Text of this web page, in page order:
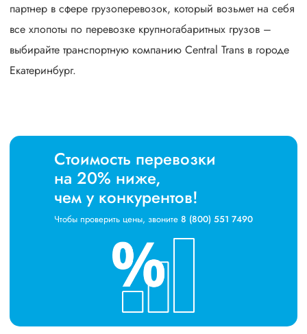
партнер в сфере грузоперевозок, который возьмет на себя
все хлопоты по перевозке крупногабаритных грузов –
выбирайте транспортную компанию Central Trans в городе
Екатеринбург.
Стоимость перевозки
на 20% ниже,
чем у конкурентов!
Чтобы проверить цены, звоните 8 (800) 551 7490